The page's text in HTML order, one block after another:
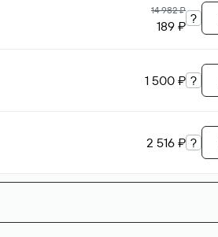
14 982 ₽
189 ₽ ?
1 500 ₽ ?
2 516 ₽ ?